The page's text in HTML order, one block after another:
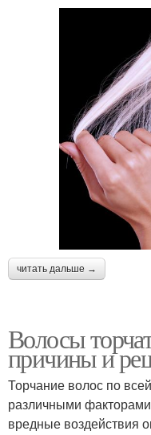
читать дальше →
Волосы
причины и
Торчание волос по
различными
вредные воздействия